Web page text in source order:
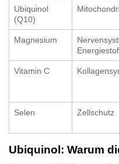
Ubiquinol
(Q10)
Magnesium
Vitamin C
Selen Zellschutz
Ubiquinol: Warum